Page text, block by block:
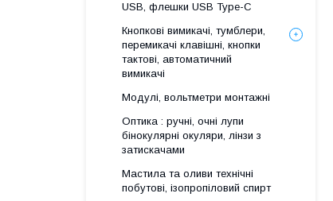
USB, флешки USB Type-C
Кнопкові вимикачі, тумблери,
перемикачі клавішні, кнопки
тактові, автоматичний
вимикачі
Модулі, вольтметри монтажні
Оптика : ручні, очні лупи
бінокулярні окуляри, лінзи з
затискачами
Мастила та оливи технічні
побутові, ізопропіловий спирт